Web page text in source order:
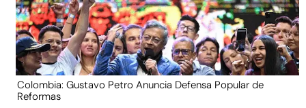
Colombia: Gustavo Petro Anuncia Defensa Popular de
Reformas